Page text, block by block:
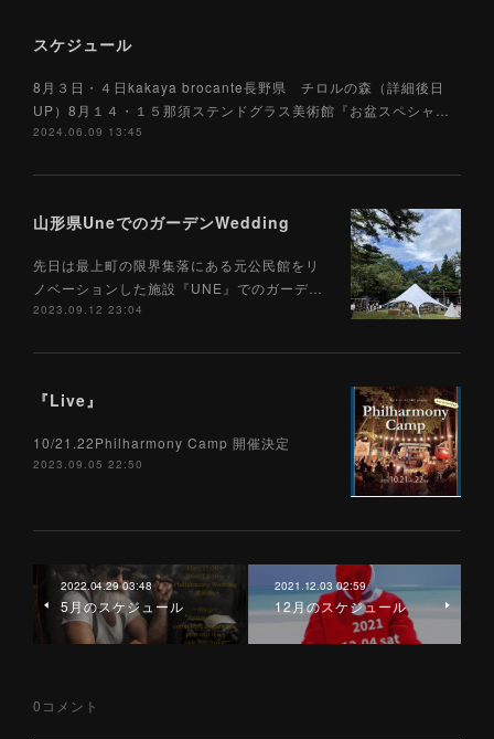
スケジュール
8月３日・４日kakaya brocante長野県 チロルの森（詳細後日
UP）8月１４・１５那須ステンドグラス美術館『お盆スペシャ…
2024.06.09 13:45
山形県UneでのガーデンWedding
先日は最上町の限界集落にある元公民館をリ
ノベーションした施設『UNE』でのガーデ…
2023.09.12 23:04
『Live』
10/21.22Philharmony Camp 開催決定
2023.09.05 22:50
2022.04.29 03:48
5月のスケジュール
2021.12.03 02:59
12月のスケジュール
0 コメント